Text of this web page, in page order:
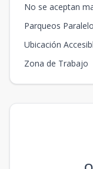
No se aceptan
Parqueos
Ubicación
Zona de Trabajo